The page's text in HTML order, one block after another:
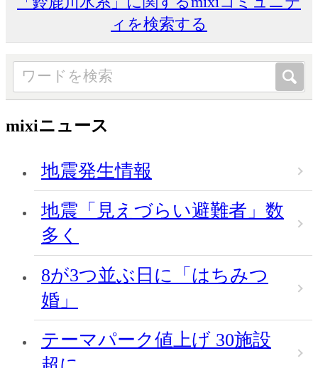
ィを検索する
mixiニュース
地震発生情報
地震「見えづらい避難者」数
多く
8が3つ並ぶ日に「はちみつ
婚」
テーマパーク値上げ 30施設